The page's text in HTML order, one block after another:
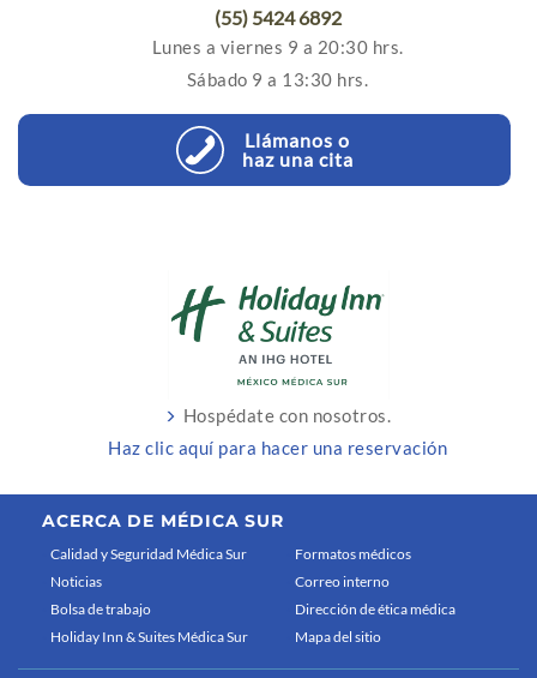
(55) 5424 6892
Lunes a viernes 9 a 20:30 hrs.
Sábado 9 a 13:30 hrs.
Llámanos o
haz una cita
Hospédate con nosotros.
Haz clic aquí para hacer una reservación
ACERCA DE MÉDICA SUR
Calidad y Seguridad Médica Sur
Noticias
Bolsa de trabajo
Holiday Inn & Suites Médica Sur
Formatos médicos
Correo interno
Dirección de ética médica
Mapa del sitio